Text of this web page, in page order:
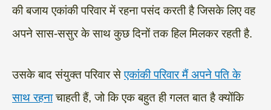
की बजाय एकांकी परिवार में रहना पसंद करती है जिसके लिए वह
अपने सास-ससुर के साथ कुछ दिनों तक हिल मिलकर रहती है.
उसके बाद संयुक्त परिवार सेएकांकी परिवार मैं अपने पति के
साथ रहनाचाहती हैं, जो कि एक बहुत ही गलत बात है क्योंकि